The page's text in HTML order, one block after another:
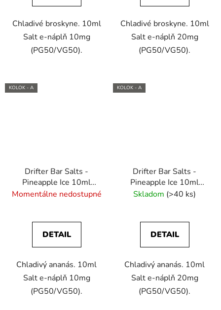
Chladivé broskyne. 10ml
Salt e-náplň 10mg
(PG50/VG50).
Chladivé broskyne. 10ml
Salt e-náplň 20mg
(PG50/VG50).
KOLOK - A
Drifter Bar Salts -
Pineapple Ice 10ml
(10mg) e-liquid
Momentálne nedostupné
DETAIL
Chladivý ananás. 10ml
Salt e-náplň 10mg
(PG50/VG50).
KOLOK - A
Drifter Bar Salts -
Pineapple Ice 10ml
(20mg) e-liquid
Skladom (>40 ks)
DETAIL
Chladivý ananás. 10ml
Salt e-náplň 20mg
(PG50/VG50).